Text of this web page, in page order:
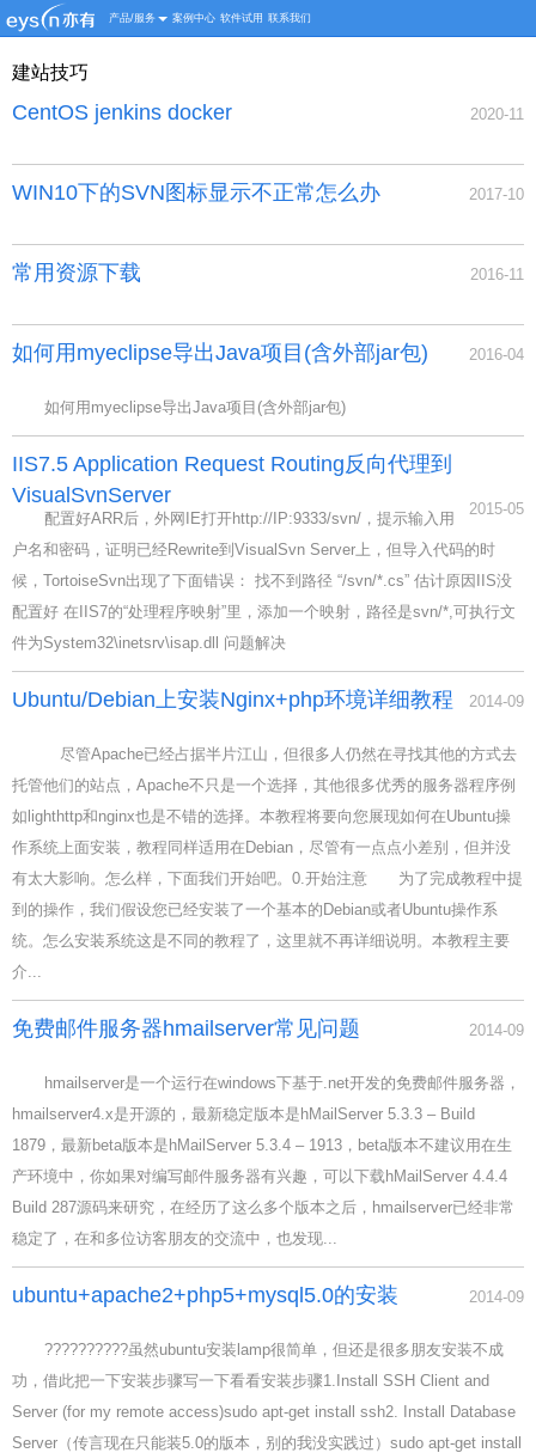
产品/服务 案例中心 软件试用 联系我们
建站技巧
CentOS jenkins docker 2020-11
WIN10下的SVN图标显示不正常怎么办 2017-10
常用资源下载 2016-11
如何用myeclipse导出Java项目(含外部jar包) 2016-04
如何用myeclipse导出Java项目(含外部jar包)
IIS7.5 Application Request Routing反向代理到
VisualSvnServer
2015-05
配置好ARR后，外网IE打开http://IP:9333/svn/，提示输入用
户名和密码，证明已经Rewrite到VisualSvn Server上，但导入代码的时
候，TortoiseSvn出现了下面错误： 找不到路径 “/svn/*.cs” 估计原因IIS没
配置好 在IIS7的“处理程序映射”里，添加一个映射，路径是svn/*,可执行文
件为System32\inetsrv\isap.dll 问题解决
Ubuntu/Debian上安装Nginx+php环境详细教程 2014-09
尽管Apache已经占据半片江山，但很多人仍然在寻找其他的方式去
托管他们的站点，Apache不只是一个选择，其他很多优秀的服务器程序例
如lighthttp和nginx也是不错的选择。本教程将要向您展现如何在Ubuntu操
作系统上面安装，教程同样适用在Debian，尽管有一点点小差别，但并没
有太大影响。怎么样，下面我们开始吧。0.开始注意 为了完成教程中提
到的操作，我们假设您已经安装了一个基本的Debian或者Ubuntu操作系
统。怎么安装系统这是不同的教程了，这里就不再详细说明。本教程主要
介...
免费邮件服务器hmailserver常见问题 2014-09
hmailserver是一个运行在windows下基于.net开发的免费邮件服务器，
hmailserver4.x是开源的，最新稳定版本是hMailServer 5.3.3 – Build
1879，最新beta版本是hMailServer 5.3.4 – 1913，beta版本不建议用在生
产环境中，你如果对编写邮件服务器有兴趣，可以下载hMailServer 4.4.4
Build 287源码来研究，在经历了这么多个版本之后，hmailserver已经非常
稳定了，在和多位访客朋友的交流中，也发现...
ubuntu+apache2+php5+mysql5.0的安装 2014-09
??????????虽然ubuntu安装lamp很简单，但还是很多朋友安装不成
功，借此把一下安装步骤写一下看看安装步骤1.Install SSH Client and
Server (for my remote access)sudo apt-get install ssh2. Install Database
Server（传言现在只能装5.0的版本，别的我没实践过）sudo apt-get install